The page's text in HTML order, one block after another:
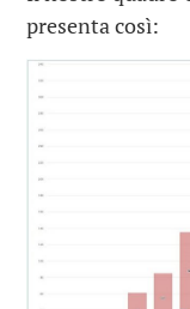
presenta così: